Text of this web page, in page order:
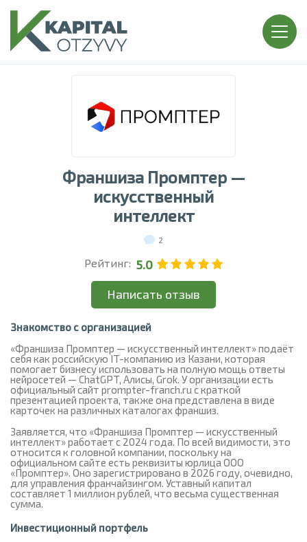
Франшиза Промптер —
искусственный
интеллект
2
Рейтинг: 5.0
Написать отзыв
Знакомство с организацией
«Франшиза Промптер — искусственный интеллект» подаёт
себя как российскую IT-компанию из Казани, которая
помогает бизнесу использовать на полную мощь ответы
нейросетей — ChatGPT, Алисы, Grok. У организации есть
официальный сайт prompter-franch.ru с краткой
презентацией проекта, также она представлена в виде
карточек на различных каталогах франшиз.
Заявляется, что «Франшиза Промптер — искусственный
интеллект» работает с 2024 года. По всей видимости, это
относится к головной компании, поскольку на
официальном сайте есть реквизиты юрлица ООО
«Промптер». Оно зарегистрировано в 2026 году, очевидно,
для управления франчайзингом. Уставный капитал
составляет 1 миллион рублей, что весьма существенная
сумма.
Инвестиционный портфель